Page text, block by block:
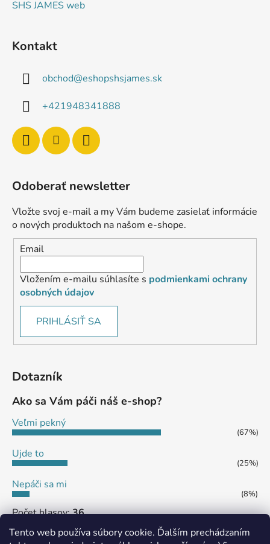
Tento web používa súbory cookie. Ďalším prechádzaním
SHS JAMES web
Kontakt
obchod@eshopshsjames.sk
+421948341888
Odoberať newsletter
Vložte svoj e-mail a my Vám budeme zasielať informácie
o nových produktoch na našom e-shope.
Email
Vložením e-mailu súhlasíte s podmienkami ochrany
osobných údajov
PRIHLÁSIŤ SA
Dotazník
Ako sa Vám páči náš e-shop?
Veľmi pekný
(67%)
Ujde to
(25%)
Nepáči sa mi
(8%)
Počet hlasov:36